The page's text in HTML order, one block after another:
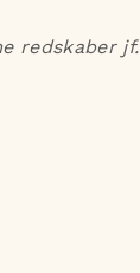
redskaber